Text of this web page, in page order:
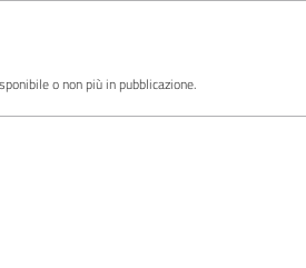
o non più in pubblicazione.